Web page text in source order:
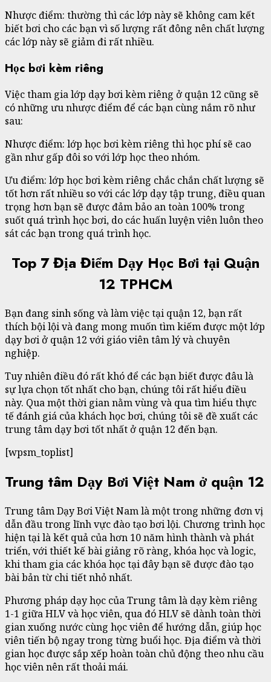
Nhược điểm: thường thì các lớp này sẽ không cam kết
biết bơi cho các bạn vì số lượng rất đông nên chất lượng
các lớp này sẽ giảm đi rất nhiều.
Học bơi kèm riêng
Việc tham gia lớp dạy bơi kèm riêng ở quận 12 cũng sẽ
có những ưu nhược điểm để các bạn cùng nắm rõ như
sau:
Nhược điểm: lớp học bơi kèm riêng thì học phí sẽ cao
gần như gấp đôi so với lớp học theo nhóm.
Ưu điểm: lớp học bơi kèm riêng chắc chắn chất lượng sẽ
tốt hơn rất nhiều so với các lớp dạy tập trung, điều quan
trọng hơn bạn sẽ được đảm bảo an toàn 100% trong
suốt quá trình học bơi, do các huấn luyện viên luôn theo
sát các bạn trong quá trình học.
Top 7 Địa Điểm Dạy Học Bơi tại Quận
12 TPHCM
Bạn đang sinh sống và làm việc tại quận 12, bạn rất
thích bội lội và đang mong muốn tìm kiếm được một lớp
dạy bơi ở quận 12 với giáo viên tâm lý và chuyên
nghiệp.
Tuy nhiên điều đó rất khó để các bạn biết được đâu là
sự lựa chọn tốt nhất cho bạn, chúng tôi rất hiểu điều
này. Qua một thời gian nằm vùng và qua tìm hiểu thực
tế đánh giá của khách học bơi, chúng tôi sẽ đề xuất các
trung tâm dạy bơi tốt nhất ở quận 12 đến bạn.
[wpsm_toplist]
Trung tâm Dạy Bơi Việt Nam ở quận 12
Trung tâm Dạy Bơi Việt Nam là một trong những đơn vị
dẫn đầu trong lĩnh vực đào tạo bơi lội. Chương trình học
hiện tại là kết quả của hơn 10 năm hình thành và phát
triển, với thiết kế bài giảng rõ ràng, khóa học và logic,
khi tham gia các khóa học tại đây bạn sẽ được đào tạo
bài bản từ chi tiết nhỏ nhất.
Phương pháp dạy học của Trung tâm là dạy kèm riêng
1-1 giữa HLV và học viên, qua đó HLV sẽ dành toàn thời
gian xuống nước cùng học viên để hướng dẫn, giúp học
viên tiến bộ ngay trong từng buổi học. Địa điểm và thời
gian học được sắp xếp hoàn toàn chủ động theo nhu cầu
học viên nên rất thoải mái.